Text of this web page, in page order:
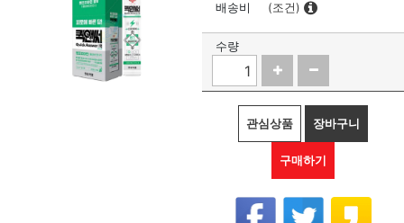
배송비
(조건)
수량
관심상품 장바구니
구매하기